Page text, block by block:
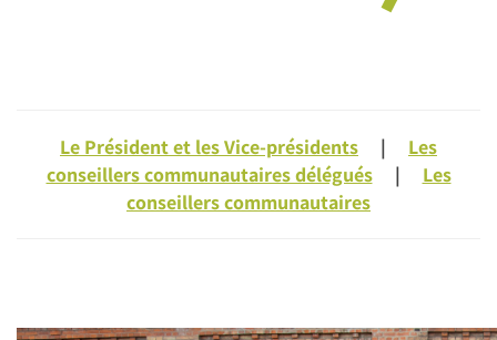
Le Président et les Vice-présidents | Les
conseillers communautaires délégués| Les
conseillers communautaires